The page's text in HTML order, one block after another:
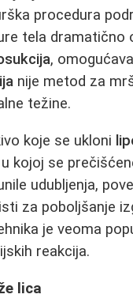
procedura
tela dramatično
,
nije metod za
težine.
koje se ukloni
kojoj se
udubljenja,
za poboljšanje
je veoma
reakcija.
lica